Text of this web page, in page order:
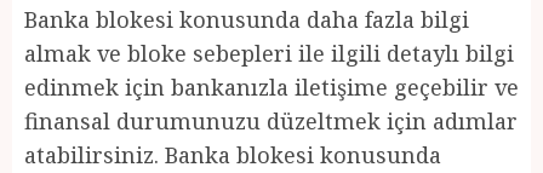
Banka blokesi konusunda daha fazla bilgi
almak ve bloke sebepleri ile ilgili detaylı bilgi
edinmek için bankanızla iletişime geçebilir ve
finansal durumunuzu düzeltmek için adımlar
atabilirsiniz. Banka blokesi konusunda